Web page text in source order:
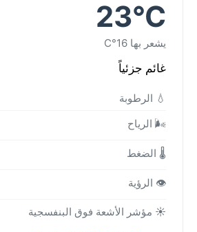
23°C
يشعر بها 16°C
غائم جزئياً
💧 الرطوبة
🌬️ الرياح
🌡️ الضغط
👁️ الرؤية
☀️ مؤشر الأشعة فوق البنفسجية